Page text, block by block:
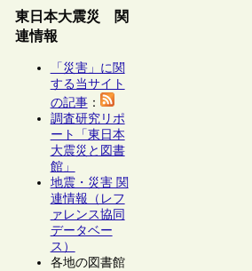
東日本大震災 関
連情報
「災害」に関
する当サイト
の記事：
調査研究リポ
ート「東日本
大震災と図書
館」
地震・災害 関
連情報（レフ
ァレンス協同
データベー
ス）
各地の図書館